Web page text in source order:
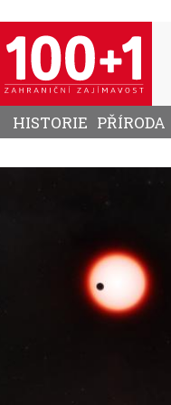
HISTORIE PŘÍRODA